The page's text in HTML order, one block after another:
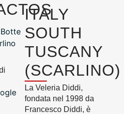
ITALY
SOUTH
TUSCANY
(SCARLINO)
La Veleria Diddi,
fondata nel 1998 da
Francesco Diddi, è